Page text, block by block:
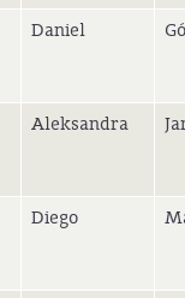
Daniel
Aleksandra
Diego